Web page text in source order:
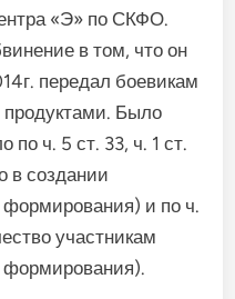
«Э» по СКФО.
в том, что он
передал боевикам
Было
по ч. 5 ст. 33, ч. 1 ст.
в создании
формирования) и по ч.
участникам
формирования).